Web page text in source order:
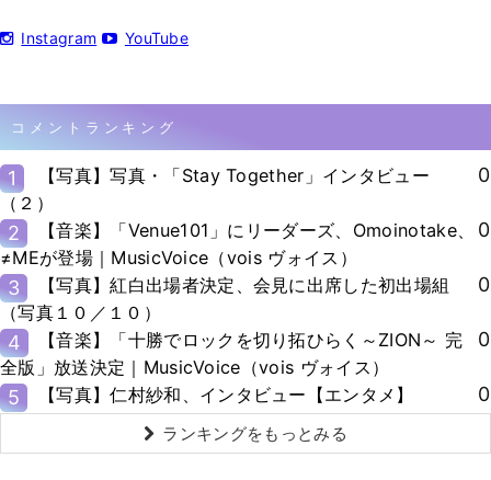
Instagram YouTube
コメントランキング
1
【写真】写真・「Stay Together」インタビュー
（２）
0
2
【音楽】「Venue101」にリーダーズ、Omoinotake、
≠MEが登場｜MusicVoice（vois ヴォイス）
0
3
【写真】紅白出場者決定、会見に出席した初出場組
（写真１０／１０）
0
4
【音楽】「十勝でロックを切り拓ひらく～ZION～ 完
全版」放送決定｜MusicVoice（vois ヴォイス）
0
5 【写真】仁村紗和、インタビュー【エンタメ】 0
ランキングをもっとみる